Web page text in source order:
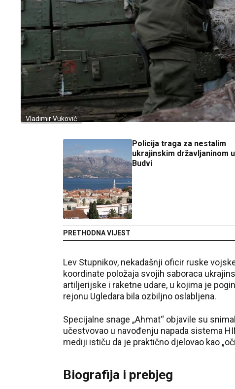
Vladimir Vuković
Policija traga za nestalim
ukrajinskim državljaninom u
Budvi
PRETHODNA VIJEST
Lev Stupnikov, nekadašnji oficir ruske
koordinate položaja svojih saboraca
artiljerijske i raketne udare, u kojima je
rejonu Ugledara bila ozbiljno oslabljena.
Specijalne snage „Ahmat“ objavile su
učestvovao u navođenju napada sistema
mediji ističu da je praktično djelovao kao
Biografija i prebjeg